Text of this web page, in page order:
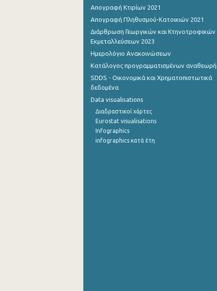
Φεβρουαρίου 2023
Ιανουαρίου 2023
Δεκεμβρίου 2022
Οκτωβρίου 2022
Σεπτεμβρίου 2022
Αυγούστου 2022
Ιουλίου 2022
Απογραφή Κτιρίων 2021
Απογραφή Πληθυσμού-Κατοικιών 2021
Διάρθρωση Γεωργικών και Κτηνοτροφικών
Εκμεταλλεύσεων 2023
Ημερολόγιο Ανακοινώσεων
Κατάλογος προγραμματισμένων
SDDS - Οικονομικά και Χρηματοπιστωτικά
δεδομένα
Data visualisations
Διαδραστικοί χάρτες
Eurostat visualisations
Infographics
infographics κατά έτη